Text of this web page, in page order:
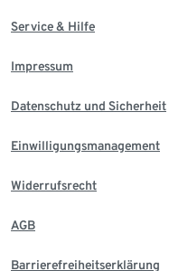
Service & Hilfe
Impressum
Datenschutz und Sicherheit
Einwilligungsmanagement
Widerrufsrecht
AGB
Barrierefreiheitserklärung